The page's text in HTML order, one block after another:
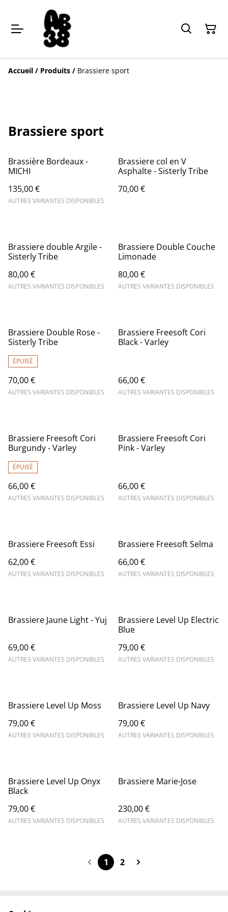
Accueil / Produits / Brassiere sport
Brassiere sport
Brassière Bordeaux -
MICHI
135,00 €
AUTRES VARIANTES DISPONIBLES
Brassiere col en V
Asphalte - Sisterly Tribe
70,00 €
Brassiere double Argile -
Sisterly Tribe
80,00 €
AUTRES VARIANTES DISPONIBLES
Brassiere Double Couche
Limonade
80,00 €
AUTRES VARIANTES DISPONIBLES
Brassiere Double Rose -
Sisterly Tribe
ÉPUISÉ
70,00 €
AUTRES VARIANTES DISPONIBLES
Brassiere Freesoft Cori
Black - Varley
66,00 €
AUTRES VARIANTES DISPONIBLES
Brassiere Freesoft Cori
Burgundy - Varley
ÉPUISÉ
66,00 €
AUTRES VARIANTES DISPONIBLES
Brassiere Freesoft Cori
Pink - Varley
66,00 €
AUTRES VARIANTES DISPONIBLES
Brassiere Freesoft Essi
62,00 €
AUTRES VARIANTES DISPONIBLES
Brassiere Freesoft Selma
66,00 €
AUTRES VARIANTES DISPONIBLES
Brassiere Jaune Light - Yuj
69,00 €
AUTRES VARIANTES DISPONIBLES
Brassiere Level Up Electric
Blue
79,00 €
AUTRES VARIANTES DISPONIBLES
Brassiere Level Up Moss
79,00 €
AUTRES VARIANTES DISPONIBLES
Brassiere Level Up Navy
79,00 €
AUTRES VARIANTES DISPONIBLES
Brassiere Level Up Onyx
Black
79,00 €
AUTRES VARIANTES DISPONIBLES
Brassiere Marie-Jose
230,00 €
AUTRES VARIANTES DISPONIBLES
1 2